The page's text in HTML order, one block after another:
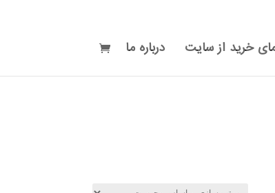
خرید از سایت درباره ما